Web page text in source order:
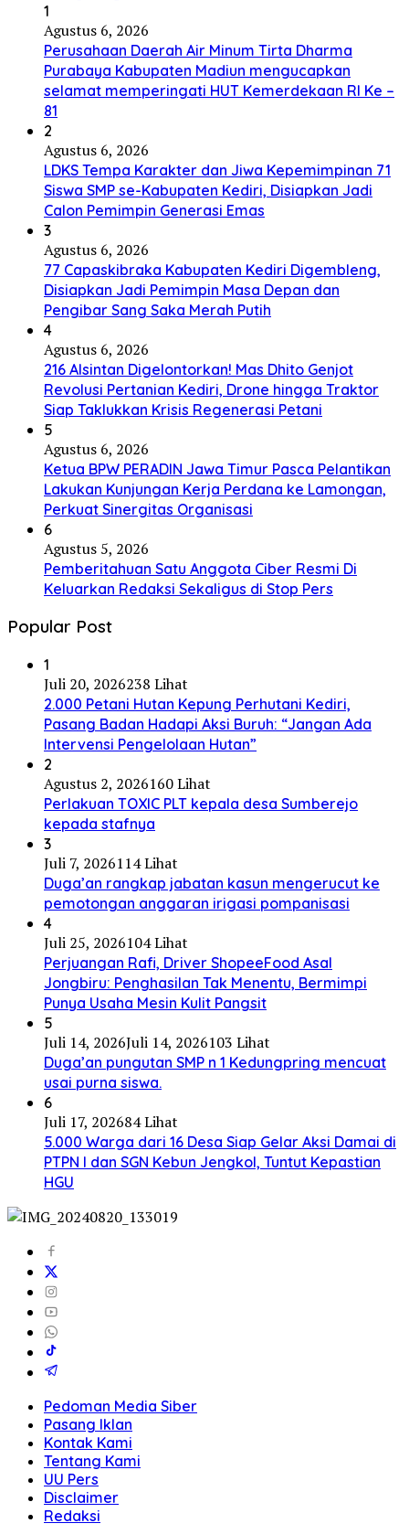
1
Agustus 6, 2026
Perusahaan Daerah Air Minum Tirta Dharma
Purabaya Kabupaten Madiun mengucapkan
selamat memperingati HUT Kemerdekaan RI Ke –
81
2
Agustus 6, 2026
LDKS Tempa Karakter dan Jiwa Kepemimpinan 71
Siswa SMP se-Kabupaten Kediri, Disiapkan Jadi
Calon Pemimpin Generasi Emas
3
Agustus 6, 2026
77 Capaskibraka Kabupaten Kediri Digembleng,
Disiapkan Jadi Pemimpin Masa Depan dan
Pengibar Sang Saka Merah Putih
4
Agustus 6, 2026
216 Alsintan Digelontorkan! Mas Dhito Genjot
Revolusi Pertanian Kediri, Drone hingga Traktor
Siap Taklukkan Krisis Regenerasi Petani
5
Agustus 6, 2026
Ketua BPW PERADIN Jawa Timur Pasca Pelantikan
Lakukan Kunjungan Kerja Perdana ke Lamongan,
Perkuat Sinergitas Organisasi
6
Agustus 5, 2026
Pemberitahuan Satu Anggota Ciber Resmi Di
Keluarkan Redaksi Sekaligus di Stop Pers
Popular Post
1
Juli 20, 2026238 Lihat
2.000 Petani Hutan Kepung Perhutani Kediri,
Pasang Badan Hadapi Aksi Buruh: “Jangan Ada
Intervensi Pengelolaan Hutan”
2
Agustus 2, 2026160 Lihat
Perlakuan TOXIC PLT kepala desa Sumberejo
kepada stafnya
3
Juli 7, 2026114 Lihat
Duga’an rangkap jabatan kasun mengerucut ke
pemotongan anggaran irigasi pompanisasi
4
Juli 25, 2026104 Lihat
Perjuangan Rafi, Driver ShopeeFood Asal
Jongbiru: Penghasilan Tak Menentu, Bermimpi
Punya Usaha Mesin Kulit Pangsit
5
Juli 14, 2026Juli 14, 2026103 Lihat
Duga’an pungutan SMP n 1 Kedungpring mencuat
usai purna siswa.
6
Juli 17, 202684 Lihat
5.000 Warga dari 16 Desa Siap Gelar Aksi Damai di
PTPN I dan SGN Kebun Jengkol, Tuntut Kepastian
HGU
Pedoman Media Siber
Pasang Iklan
Kontak Kami
Tentang Kami
UU Pers
Disclaimer
Redaksi